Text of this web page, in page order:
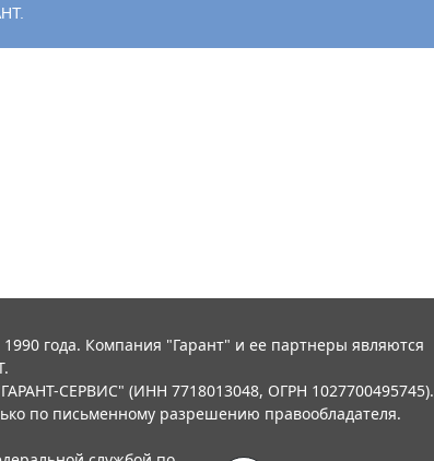
года. Компания "Гарант" и ее партнеры являются
СЕРВИС" (ИНН 7718013048, ОГРН 1027700495745).
по письменному разрешению правообладателя.